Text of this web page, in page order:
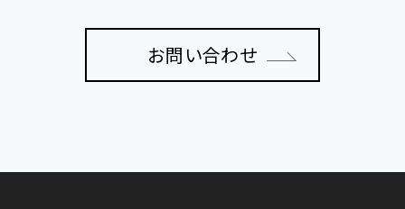
お問い合わせ